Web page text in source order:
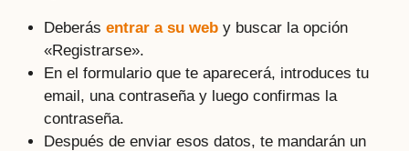
Deberás entrar a su weby buscar la opción
«Registrarse».
En el formulario que te aparecerá, introduces tu
email, una contraseña y luego confirmas la
contraseña.
Después de enviar esos datos, te mandarán un